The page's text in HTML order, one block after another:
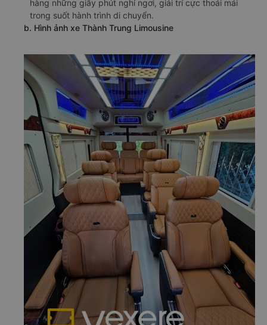
hàng những giây phút nghỉ ngơi, giải trí cực thoải mái
trong suốt hành trình di chuyển.
b. Hình ảnh xe Thành Trung Limousine